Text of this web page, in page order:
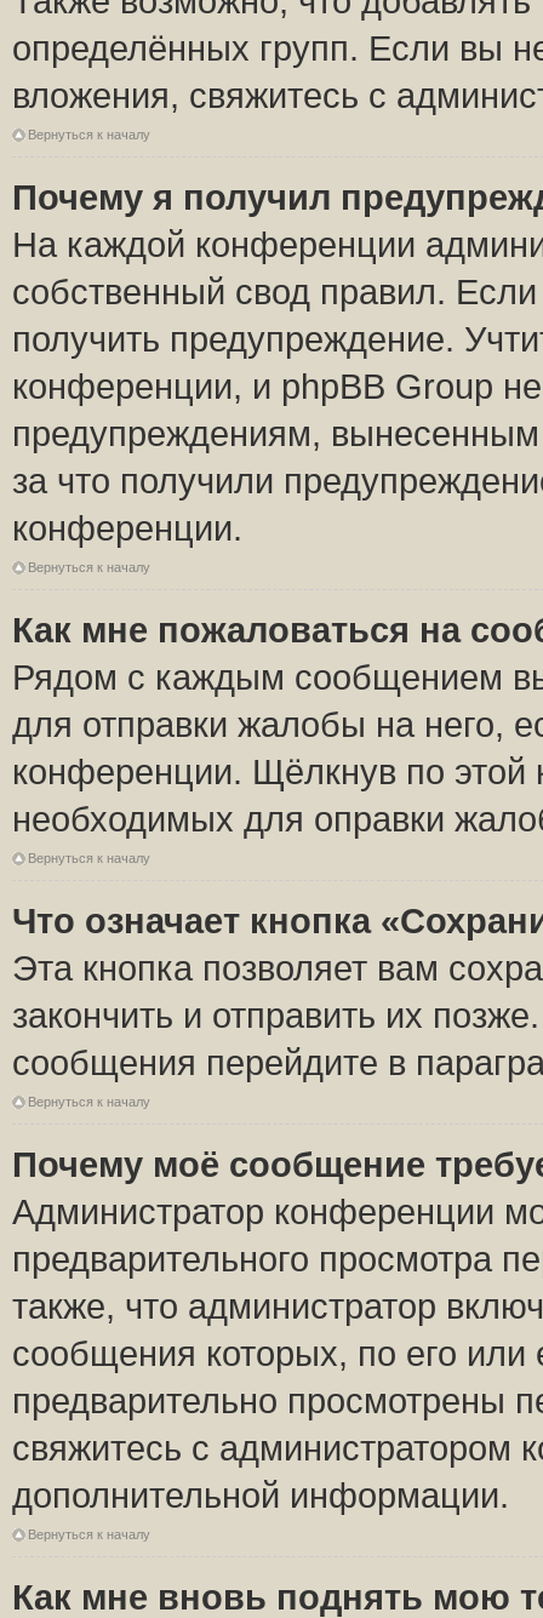
определённых групп. Если вы
вложения, свяжитесь с
Вернуться к началу
Почему я получил
На каждой конференции
собственный свод правил.
получить предупреждение.
конференции, и phpBB Group
предупреждениям,
за что получили
конференции.
Вернуться к началу
Как мне пожаловаться на
Рядом с каждым сообщением
для отправки жалобы на него,
конференции. Щёлкнув по этой
необходимых для оправки
Вернуться к началу
Что означает кнопка
Эта кнопка позволяет вам
закончить и отправить их
сообщения перейдите в
Вернуться к началу
Почему моё сообщение
Администратор конференции
предварительного просмотра
также, что администратор
сообщения которых, по его
предварительно просмотрены
свяжитесь с администратором
дополнительной информации.
Вернуться к началу
Как мне вновь поднять мою